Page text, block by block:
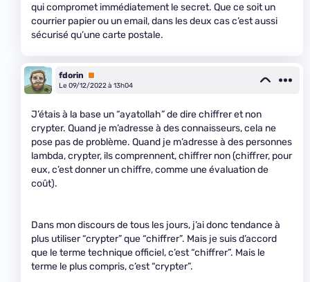
qui compromet immédiatement le secret. Que ce soit un
courrier papier ou un email, dans les deux cas c’est aussi
sécurisé qu’une carte postale.
fdorin
Premium
Le 09/12/2022 à 13h04
J’étais à la base un “ayatollah” de dire chiffrer et non
crypter. Quand je m’adresse à des connaisseurs, cela ne
pose pas de problème. Quand je m’adresse à des personnes
lambda, crypter, ils comprennent, chiffrer non (chiffrer, pour
eux, c’est donner un chiffre, comme une évaluation de
coût).
Dans mon discours de tous les jours, j’ai donc tendance à
plus utiliser “crypter” que “chiffrer”. Mais je suis d’accord
que le terme technique officiel, c’est “chiffrer”. Mais le
terme le plus compris, c’est “crypter”.